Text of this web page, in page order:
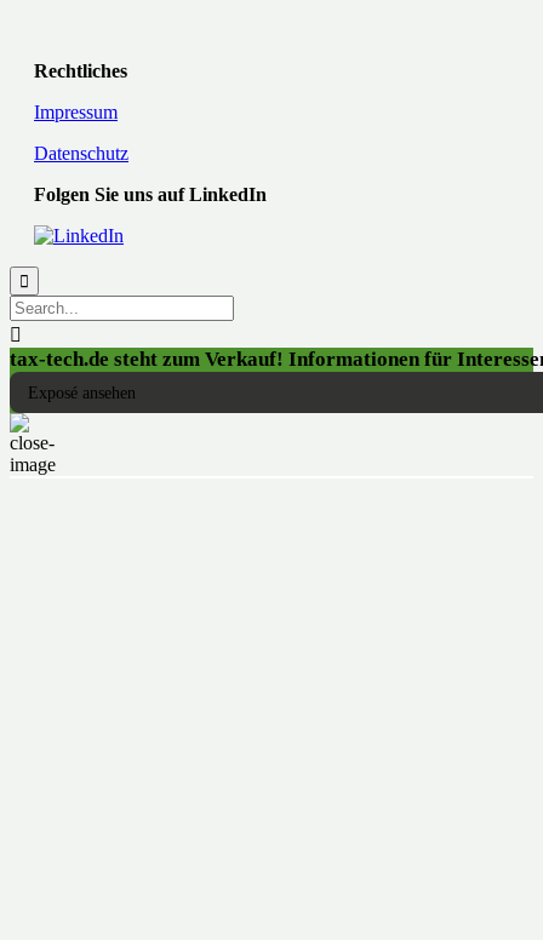
Rechtliches
Impressum
Datenschutz
Folgen Sie uns auf LinkedIn


tax-tech.de steht zum Verkauf! Informationen für
Exposé ansehen